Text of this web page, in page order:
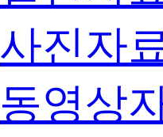
사진자
동영상